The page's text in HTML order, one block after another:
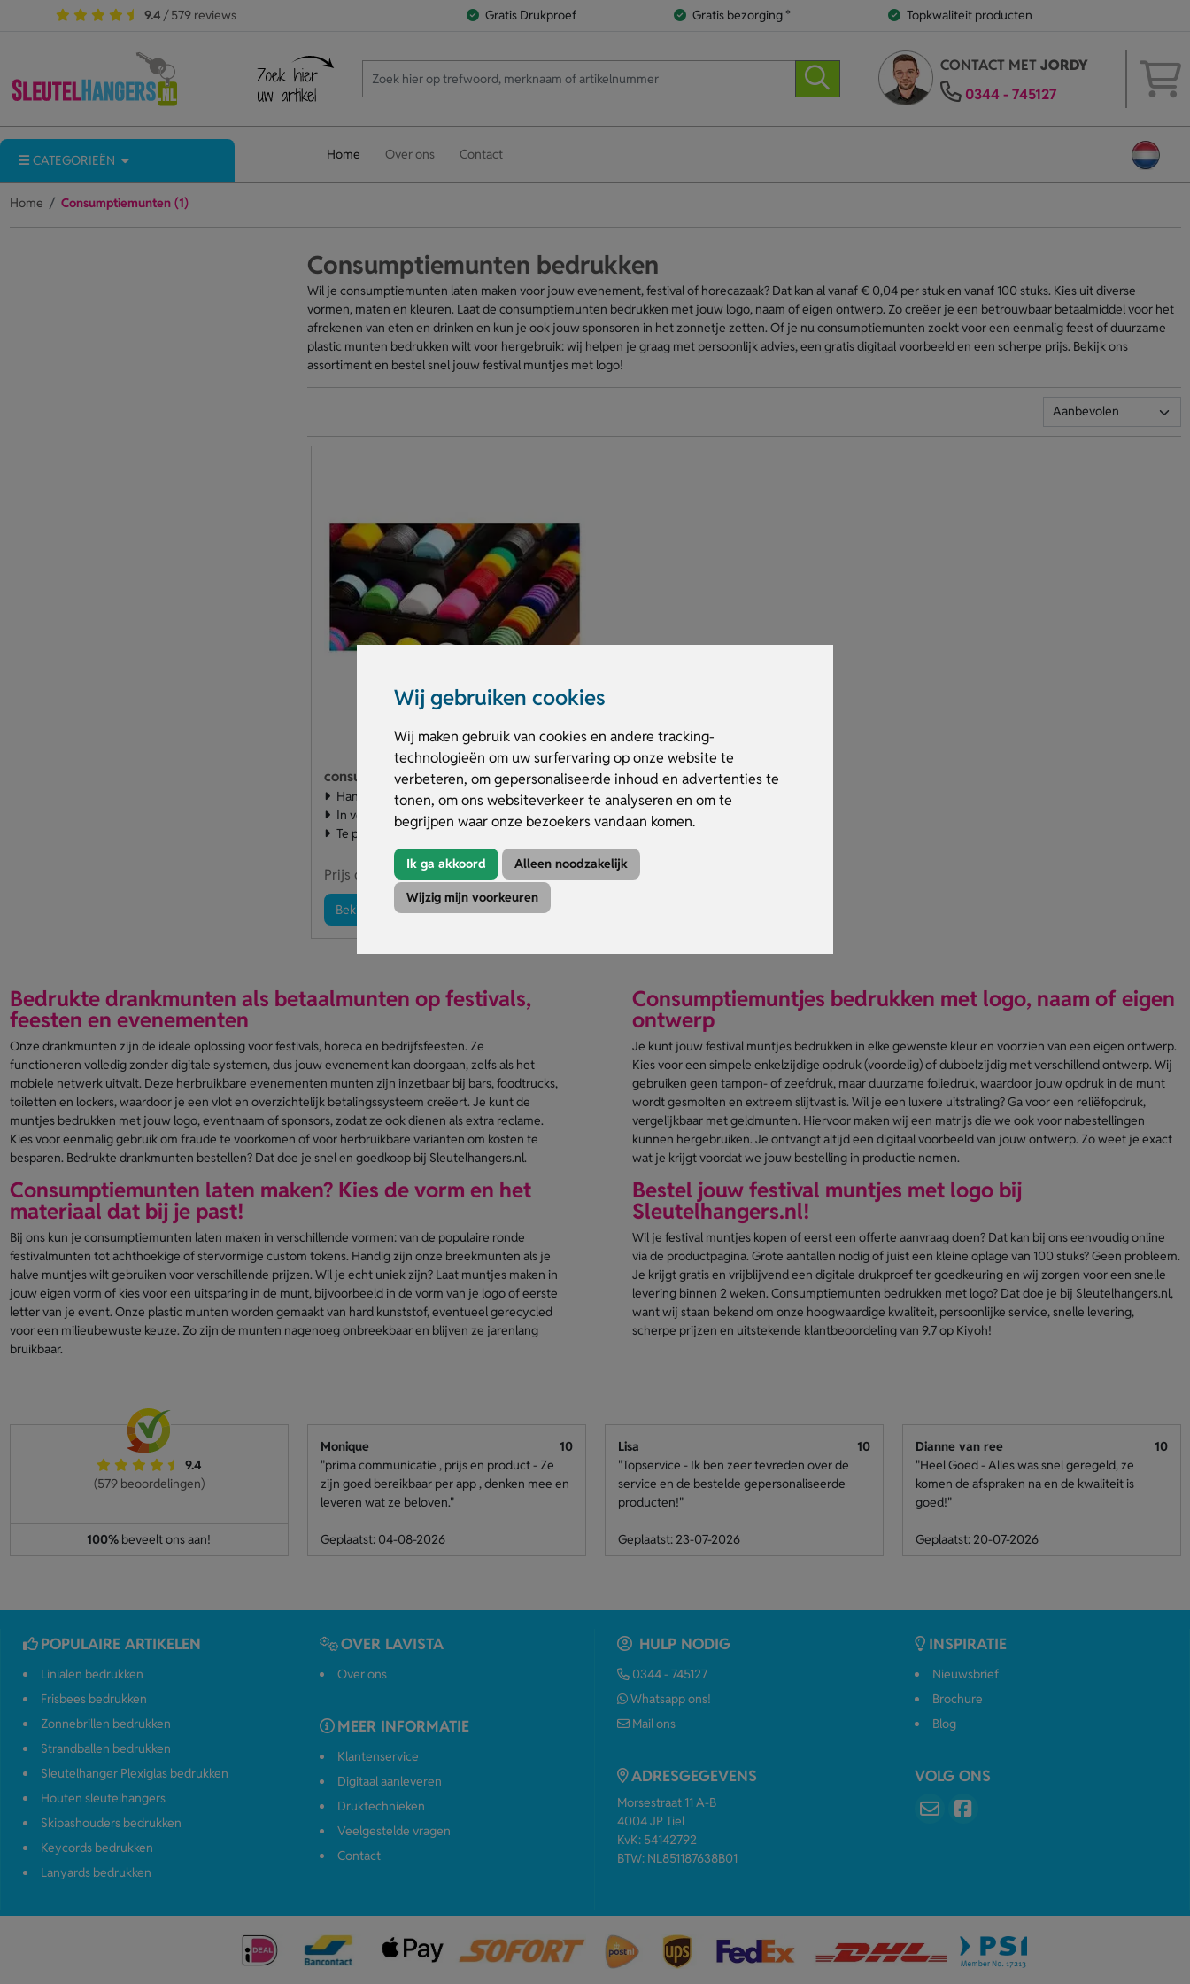
Wij gebruiken cookies
Wij maken gebruik van cookies en andere tracking-
technologieën om uw surfervaring op onze website te
verbeteren, om gepersonaliseerde inhoud en advertenties te
tonen, om ons websiteverkeer te analyseren en om te
begrijpen waar onze bezoekers vandaan komen.
Ik ga akkoord Alleen noodzakelijk
Wijzig mijn voorkeuren
9.4 / 579 reviews Gratis Drukproef Gratis bezorging * Topkwaliteit producten
CONTACT METJORDY
0344 - 745127
CATEGORIEËN Home Over ons Contact
Home Consumptiemunten (1)
Consumptiemunten bedrukken
Wil je consumptiemunten laten maken voor jouw evenement, festival of horecazaak? Dat kan al vanaf € 0,04 per stuk en vanaf 100 stuks. Kies uit diverse
vormen, maten en kleuren. Laat de consumptiemunten bedrukken met jouw logo, naam of eigen ontwerp. Zo creëer je een betrouwbaar betaalmiddel voor het
afrekenen van eten en drinken en kun je ook jouw sponsoren in het zonnetje zetten. Of je nu consumptiemunten zoekt voor een eenmalig feest of duurzame
plastic munten bedrukken wilt voor hergebruik: wij helpen je graag met persoonlijk advies, een gratis digitaal voorbeeld en een scherpe prijs. Bekijk ons
assortiment en bestel snel jouw festival muntjes met logo!
consumptiemunten
Handig betaalmiddel op evenementen
In vele kleuren te verkrijgen
Te personaliseren
Prijs op aanvraag
Bekijk product
Bedrukte drankmunten als betaalmunten op festivals,
feesten en evenementen
Onze drankmunten zijn de ideale oplossing voor festivals, horeca en bedrijfsfeesten. Ze
functioneren volledig zonder digitale systemen, dus jouw evenement kan doorgaan, zelfs als het
mobiele netwerk uitvalt. Deze herbruikbare evenementen munten zijn inzetbaar bij bars, foodtrucks,
toiletten en lockers, waardoor je een vlot en overzichtelijk betalingssysteem creëert. Je kunt de
muntjes bedrukken met jouw logo, eventnaam of sponsors, zodat ze ook dienen als extra reclame.
Kies voor eenmalig gebruik om fraude te voorkomen of voor herbruikbare varianten om kosten te
besparen. Bedrukte drankmunten bestellen? Dat doe je snel en goedkoop bij Sleutelhangers.nl.
Consumptiemunten laten maken? Kies de vorm en het
materiaal dat bij je past!
Bij ons kun je consumptiemunten laten maken in verschillende vormen: van de populaire ronde
festivalmunten tot achthoekige of stervormige custom tokens. Handig zijn onze breekmunten als je
halve muntjes wilt gebruiken voor verschillende prijzen. Wil je echt uniek zijn? Laat muntjes maken in
jouw eigen vorm of kies voor een uitsparing in de munt, bijvoorbeeld in de vorm van je logo of eerste
letter van je event. Onze plastic munten worden gemaakt van hard kunststof, eventueel gerecycled
voor een milieubewuste keuze. Zo zijn de munten nagenoeg onbreekbaar en blijven ze jarenlang
bruikbaar.
Consumptiemuntjes bedrukken met logo, naam of eigen
ontwerp
Je kunt jouw festival muntjes bedrukken in elke gewenste kleur en voorzien van een eigen ontwerp.
Kies voor een simpele enkelzijdige opdruk (voordelig) of dubbelzijdig met verschillend ontwerp. Wij
gebruiken geen tampon- of zeefdruk, maar duurzame foliedruk, waardoor jouw opdruk in de munt
wordt gesmolten en extreem slijtvast is. Wil je een luxere uitstraling? Ga voor een reliëfopdruk,
vergelijkbaar met geldmunten. Hiervoor maken wij een matrijs die we ook voor nabestellingen
kunnen hergebruiken. Je ontvangt altijd een digitaal voorbeeld van jouw ontwerp. Zo weet je exact
wat je krijgt voordat we jouw bestelling in productie nemen.
Bestel jouw festival muntjes met logo bij
Sleutelhangers.nl!
Wil je festival muntjes kopen of eerst een offerte aanvraag doen? Dat kan bij ons eenvoudig online
via de productpagina. Grote aantallen nodig of juist een kleine oplage van 100 stuks? Geen probleem.
Je krijgt gratis en vrijblijvend een digitale drukproef ter goedkeuring en wij zorgen voor een snelle
levering binnen 2 weken. Consumptiemunten bedrukken met logo? Dat doe je bij Sleutelhangers.nl,
want wij staan bekend om onze hoogwaardige kwaliteit, persoonlijke service, snelle levering,
scherpe prijzen en uitstekende klantbeoordeling van 9.7 op Kiyoh!
9.4
(579 beoordelingen)
100% beveelt ons aan!
Monique
10
"prima communicatie , prijs en product - Ze
zijn goed bereikbaar per app , denken mee en
leveren wat ze beloven."
Geplaatst: 04-08-2026
Lisa
10
"Topservice - Ik ben zeer tevreden over de
service en de bestelde gepersonaliseerde
producten!"
Geplaatst: 23-07-2026
Dianne van ree
10
"Heel Goed - Alles was snel geregeld, ze
komen de afspraken na en de kwaliteit is
goed!"
Geplaatst: 20-07-2026
POPULAIRE ARTIKELEN
Linialen bedrukken
Frisbees bedrukken
Zonnebrillen bedrukken
Strandballen bedrukken
Sleutelhanger Plexiglas bedrukken
Houten sleutelhangers
Skipashouders bedrukken
Keycords bedrukken
Lanyards bedrukken
OVER LAVISTA
Over ons
MEER INFORMATIE
Klantenservice
Digitaal aanleveren
Druktechnieken
Veelgestelde vragen
Contact
HULP NODIG
0344 - 745127
Whatsapp ons!
Mail ons
ADRESGEGEVENS
Morsestraat 11 A-B
4004 JP Tiel
KvK: 54142792
BTW: NL851187638B01
INSPIRATIE
Nieuwsbrief
Brochure
Blog
VOLG ONS